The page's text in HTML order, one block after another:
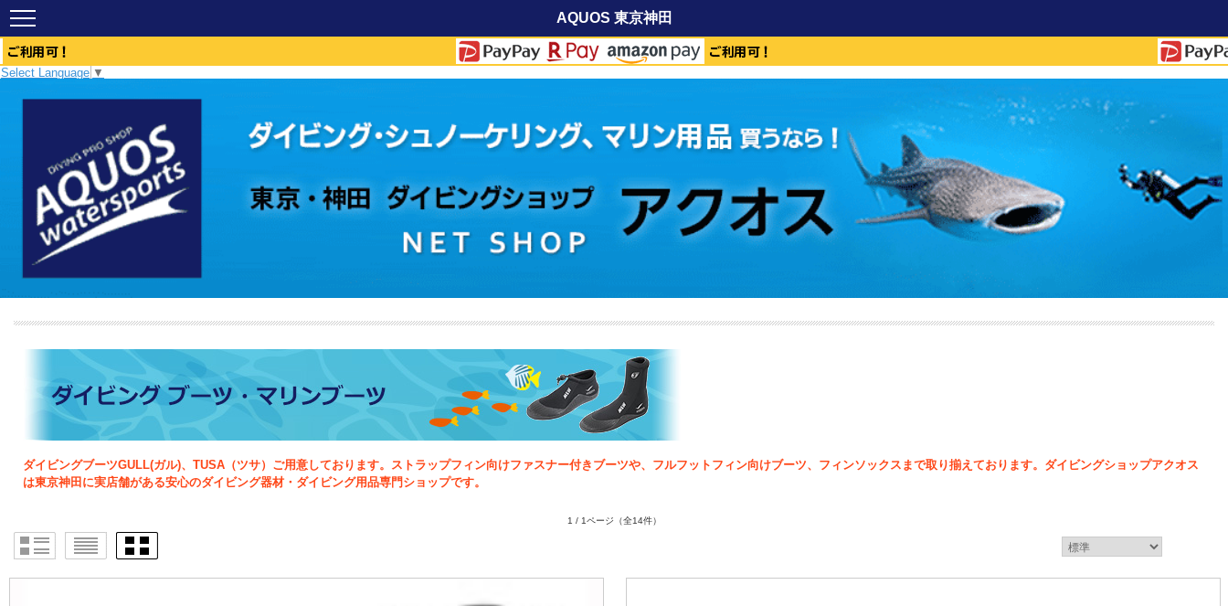
AQUOS 東京神田
Select Language ▼
ダイビングブーツGULL(ガル)、TUSA（ツサ）ご用意しております。ストラップフィン向けファスナー付きブーツや、フルフットフィン向けブーツ、フィンソックスまで取り揃えております。ダイビングショップアクオス
は東京神田に実店舗がある安心のダイビング器材・ダイビング用品専門ショップです。
1 / 1ページ （全14件）